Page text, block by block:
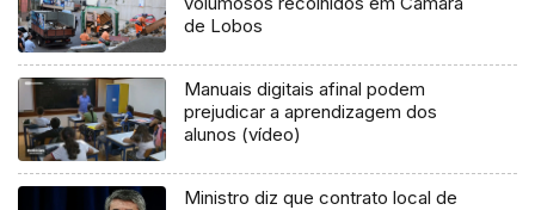
de Lobos
Manuais digitais afinal podem
prejudicar a aprendizagem dos
alunos (vídeo)
Ministro diz que contrato local de